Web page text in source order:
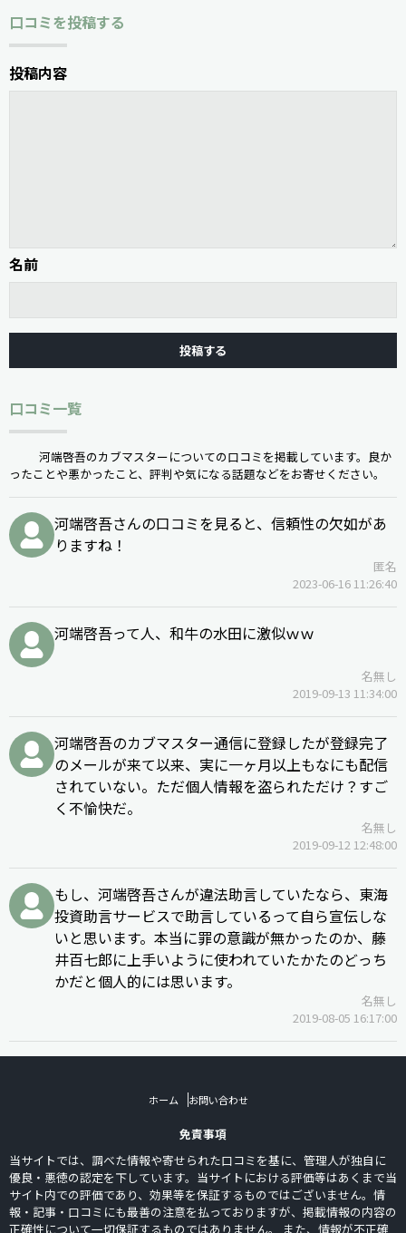
口コミを投稿する
投稿内容
名前
口コミ一覧
河端啓吾のカブマスターについての口コミを掲載しています。良か
ったことや悪かったこと、評判や気になる話題などをお寄せください。
河端啓吾さんの口コミを見ると、信頼性の欠如があ
りますね！
匿名
2023-06-16 11:26:40
河端啓吾って人、和牛の水田に激似ｗｗ
名無し
2019-09-13 11:34:00
河端啓吾のカブマスター通信に登録したが登録完了
のメールが来て以来、実に一ヶ月以上もなにも配信
されていない。ただ個人情報を盗られただけ？すご
く不愉快だ。
名無し
2019-09-12 12:48:00
もし、河端啓吾さんが違法助言していたなら、東海
投資助言サービスで助言しているって自ら宣伝しな
いと思います。本当に罪の意識が無かったのか、藤
井百七郎に上手いように使われていたかたのどっち
かだと個人的には思います。
名無し
2019-08-05 16:17:00
ホーム お問い合わせ
免責事項
当サイトでは、調べた情報や寄せられた口コミを基に、管理人が独自に
優良・悪徳の認定を下しています。当サイトにおける評価等はあくまで当
サイト内での評価であり、効果等を保証するものではございません。情
報・記事・口コミにも最善の注意を払っておりますが、掲載情報の内容の
正確性について一切保証するものではありません。 また、情報が不正確